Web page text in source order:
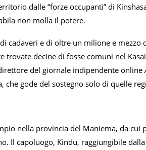
dalle “forze occupanti” di
non molla il potere.
cadaveri e di oltre un milione e mezzo
decine di fosse comuni nel
del giornale indipendente online
gode del sostegno solo di quelle
nella provincia del Maniema, da cui
Il capoluogo, Kindu, raggiungibile